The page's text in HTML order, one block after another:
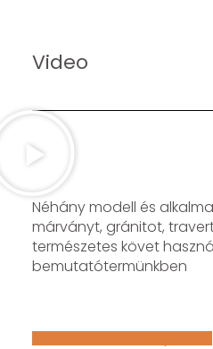
Video
Néhány modell és
márványt, gránitot,
természetes követ
bemutatótermünkben
Află mai multe despre noi